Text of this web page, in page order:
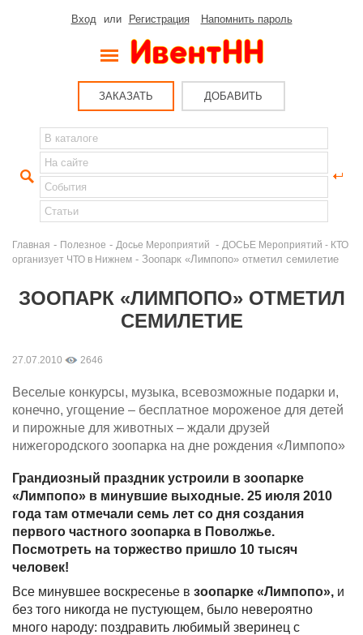
Вход или Регистрация Напомнить пароль
ЗАКАЗАТЬ ДОБАВИТЬ
Главная - Полезное - Досье Мероприятий - ДОСЬЕ Мероприятий - КТО
организует ЧТО в Нижнем - Зоопарк «Лимпопо» отметил семилетие
ЗООПАРК «ЛИМПОПО» ОТМЕТИЛ
СЕМИЛЕТИЕ
27.07.2010 2646
Веселые конкурсы, музыка, всевозможные подарки и,
конечно, угощение – бесплатное мороженое для детей
и пирожные для животных – ждали друзей
нижегородского зоопарка на дне рождения «Лимпопо»
Грандиозный праздник устроили в зоопарке
«Лимпопо» в минувшие выходные. 25 июля 2010
года там отмечали семь лет со дня создания
первого частного зоопарка в Поволжье.
Посмотреть на торжество пришло 10 тысяч
человек!
Все минувшее воскресенье в зоопарке «Лимпопо», и
без того никогда не пустующем, было невероятно
много народу: поздравить любимый зверинец с